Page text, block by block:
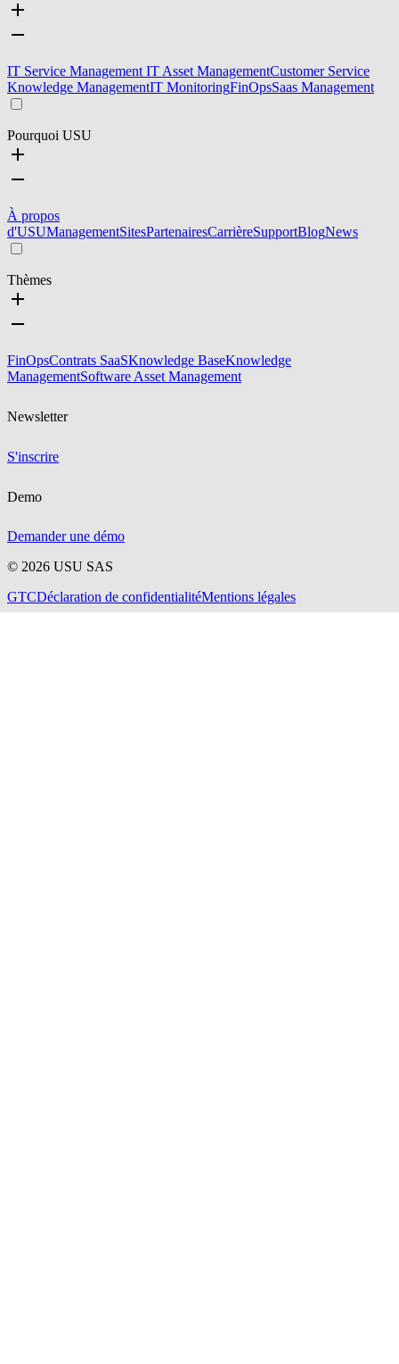
IT Service Management IT Asset ManagementCustomer Service
Knowledge ManagementIT MonitoringFinOpsSaas Management
Pourquoi USU
À propos
d'USUManagementSitesPartenairesCarrièreSupportBlogNews
Thèmes
FinOpsContrats SaaSKnowledge BaseKnowledge
ManagementSoftware Asset Management
Newsletter
S'inscrire
Demo
Demander une démo
© 2026 USU SAS
GTCDéclaration de confidentialitéMentions légales